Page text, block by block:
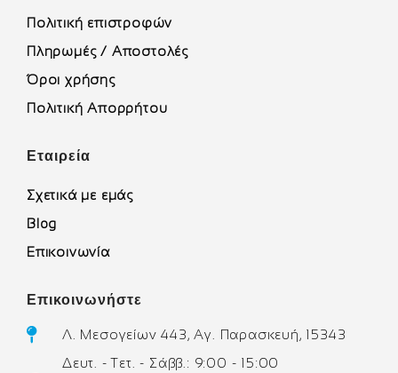
Πολιτική επιστροφών
Πληρωμές / Αποστολές
Όροι χρήσης
Πολιτική Απορρήτου
Εταιρεία
Σχετικά με εμάς
Blog
Επικοινωνία
Επικοινωνήστε
Λ. Μεσογείων 443, Αγ. Παρασκευή, 15343
Δευτ. - Τετ. - Σάββ.: 9:00 - 15:00